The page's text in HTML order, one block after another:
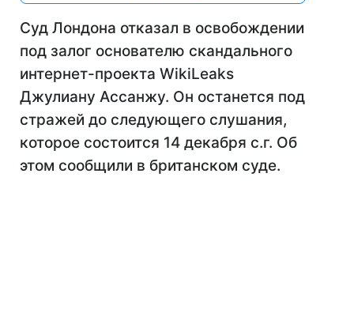
Суд Лондона отказал в освобождении
под залог основателю скандального
интернет-проекта WikiLeaks
Джулиану Ассанжу. Он останется под
стражей до следующего слушания,
которое состоится 14 декабря с.г. Об
этом сообщили в британском суде.